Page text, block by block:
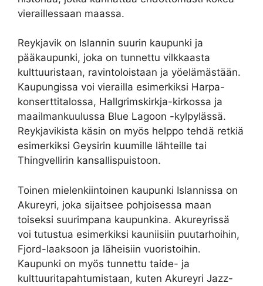
vieraillessaan maassa.
Reykjavik on Islannin suurin kaupunki ja
pääkaupunki, joka on tunnettu vilkkaasta
kulttuuristaan, ravintoloistaan ja yöelämästään.
Kaupungissa voi vierailla esimerkiksi Harpa-
konserttitalossa, Hallgrimskirkja-kirkossa ja
maailmankuulussa Blue Lagoon -kylpylässä.
Reykjavikista käsin on myös helppo tehdä retkiä
esimerkiksi Geysirin kuumille lähteille tai
Thingvellirin kansallispuistoon.
Toinen mielenkiintoinen kaupunki Islannissa on
Akureyri, joka sijaitsee pohjoisessa maan
toiseksi suurimpana kaupunkina. Akureyrissä
voi tutustua esimerkiksi kauniisiin puutarhoihin,
Fjord-laaksoon ja läheisiin vuoristoihin.
Kaupunki on myös tunnettu taide- ja
kulttuuritapahtumistaan, kuten Akureyri Jazz-